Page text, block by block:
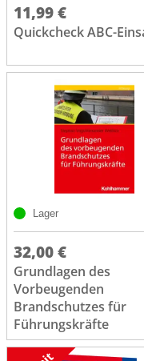
11,99 €
Quickcheck ABC-
Lager
32,00 €
Grundlagen des
Vorbeugenden
Brandschutzes für
Führungskräfte